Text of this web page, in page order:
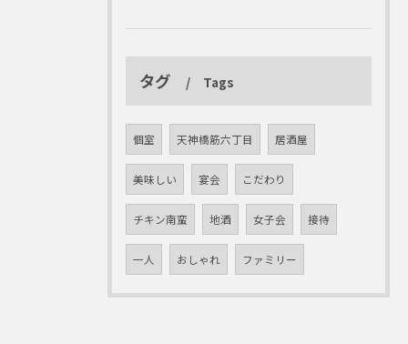
タグ Tags
個室 天神橋筋六丁目 居酒屋
美味しい 宴会 こだわり
チキン南蛮 地酒 女子会 接待
一人 おしゃれ ファミリー